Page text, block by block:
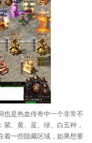
也是热血传奇中一个非常不
、黄、蓝、绿、白五种，
着一些隐藏区域，如果想要